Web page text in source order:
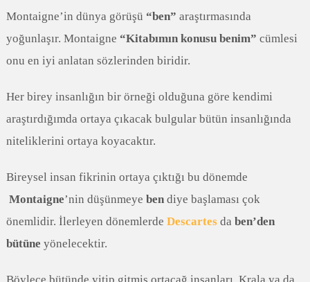
Montaigne’in dünya görüşü “ben” araştırmasında
yoğunlaşır. Montaigne “Kitabımın konusu benim” cümlesi
onu en iyi anlatan sözlerinden biridir.
Her birey insanlığın bir örneği olduğuna göre kendimi
araştırdığımda ortaya çıkacak bulgular bütün insanlığında
niteliklerini ortaya koyacaktır.
Bireysel insan fikrinin ortaya çıktığı bu dönemde
Montaigne’nin düşünmeye bendiye başlaması çok
önemlidir. İlerleyen dönemlerde Descartesda ben’den
bütüne yönelecektir.
Böylece bütünde yitip gitmiş ortaçağ insanları ,Krala ya da